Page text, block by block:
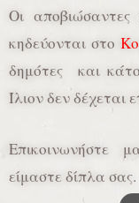
Οι
κηδεύονται στο
δημότες και
Ίλιον δεν δέχεται
Επικοινωνήστε
είμαστε δίπλα σας.